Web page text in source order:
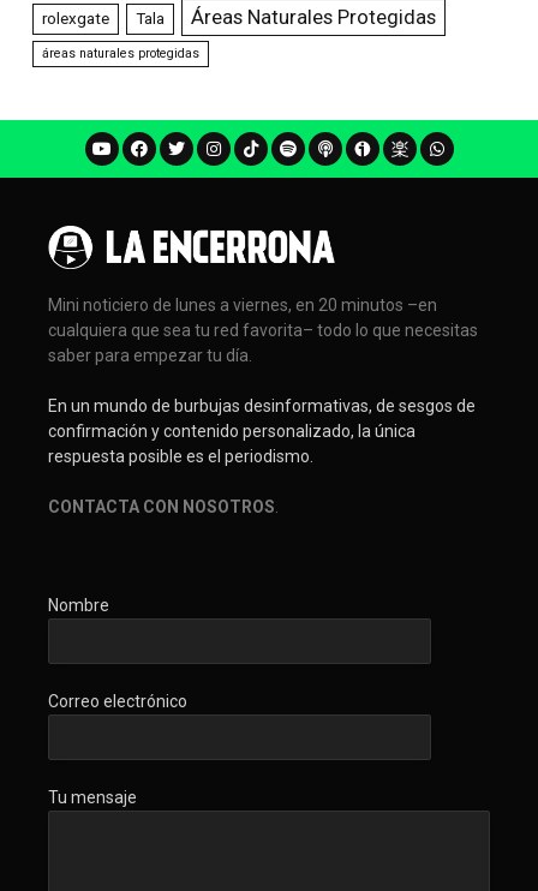
rolexgate Tala Áreas Naturales Protegidas
áreas naturales protegidas
Mini noticiero de lunes a viernes, en 20 minutos –en
cualquiera que sea tu red favorita– todo lo que necesitas
saber para empezar tu día.
En un mundo de burbujas desinformativas, de sesgos de
confirmación y contenido personalizado, la única
respuesta posible es el periodismo.
CONTACTA CON NOSOTROS.
Nombre
Correo electrónico
Tu mensaje